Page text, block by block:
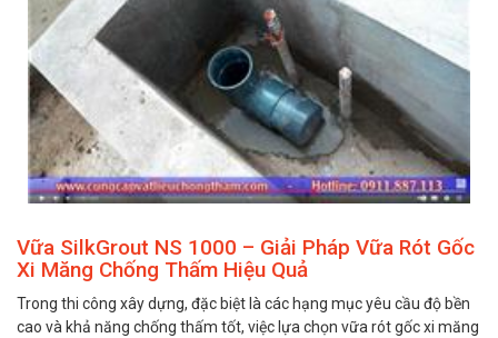
Vữa SilkGrout NS 1000 – Giải Pháp Vữa Rót Gốc
Xi Măng Chống Thấm Hiệu Quả
Trong thi công xây dựng, đặc biệt là các hạng mục yêu cầu độ bền
cao và khả năng chống thấm tốt, việc lựa chọn vữa rót gốc xi măng